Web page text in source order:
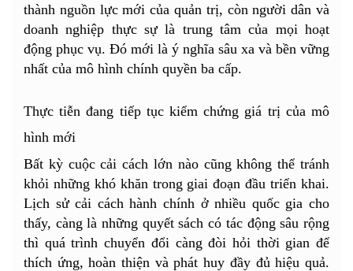
thành nguồn lực mới của quản trị, còn người dân và
doanh nghiệp thực sự là trung tâm của mọi hoạt
động phục vụ. Đó mới là ý nghĩa sâu xa và bền vững
nhất của mô hình chính quyền ba cấp.
Thực tiễn đang tiếp tục kiểm chứng giá trị của mô
hình mới
Bất kỳ cuộc cải cách lớn nào cũng không thể tránh
khỏi những khó khăn trong giai đoạn đầu triển khai.
Lịch sử cải cách hành chính ở nhiều quốc gia cho
thấy, càng là những quyết sách có tác động sâu rộng
thì quá trình chuyển đổi càng đòi hỏi thời gian để
thích ứng, hoàn thiện và phát huy đầy đủ hiệu quả.